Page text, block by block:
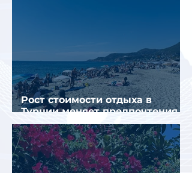
Рост стоимости отдыха в
Турции меняет предпочтения
туристов